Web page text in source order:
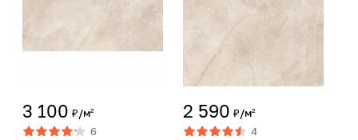
3 100 ₽/м²
6
2 590 ₽/м²
4